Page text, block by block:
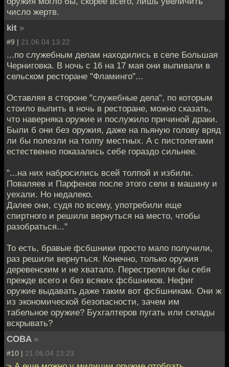
число жертв.
kit »
#9 | 21.06.04 13:22
...по служебным делам находились в селе Большая
Черниговка. В ночь с 16 на 17 мая они выпивали в
сельском ресторане "Фламинго"...
Оставляя в стороне "служебные дела", по которым
стоило выпить в ночь в ресторане, можно сказать,
что наверняка оружие и послужило причиной драки.
Были б они без оружия, даже на пьяную голову вряд
ли бы полезли на толпу местных. А с пистолетами
естественно показались себе гораздо сильнее.
"...на них набросились всей толпой и избили.
Поваляев и Парфенов после этого сели в машину и
уехали. Но недалеко.
Далее они, судя по всему, употребили еще
спиртного и решили вернуться на место, чтобы
разобраться..."
То есть, бравые фсбшники просто мало получили,
раз решили вернуться. Конечно, только оружия
деревенским и не хватало. Перестреляли бы себя
прежде всего и без всяких фсбшников. Нефиг
оружие выдавать даже таким вот фсбшникам. Они ж
из экономической безопасности, зачем им
табельное оружие? Бухгалтеров пугать или склады
вскрывать?
COBA »
#10 | 21.06.04 13:23